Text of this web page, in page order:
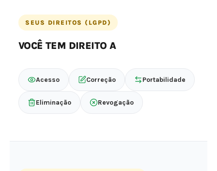
SEUS DIREITOS (LGPD)
VOCÊ TEM DIREITO A
Acesso Correção Portabilidade
Eliminação Revogação